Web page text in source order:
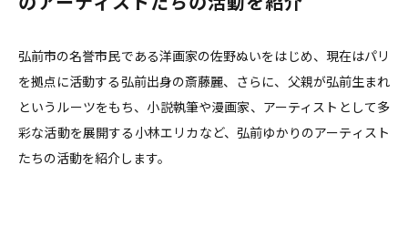
弘前市の名誉市民である洋画家の佐野ぬいをはじめ、現在はパリ
を拠点に活動する弘前出身の斎藤麗、さらに、父親が弘前生まれ
というルーツをもち、小説執筆や漫画家、アーティストとして多
彩な活動を展開する小林エリカなど、弘前ゆかりのアーティスト
たちの活動を紹介します。